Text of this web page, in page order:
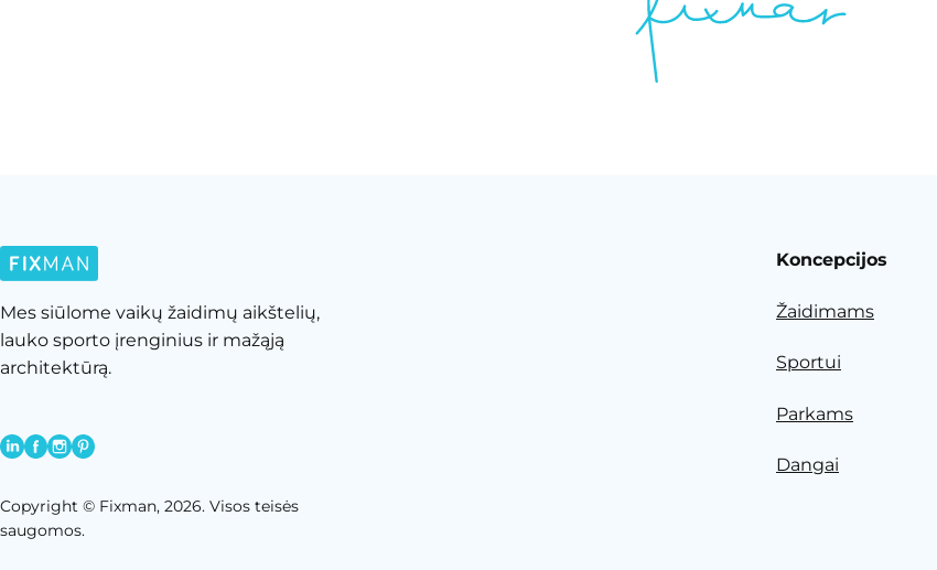
Mes siūlome vaikų žaidimų aikštelių,
lauko sporto įrenginius ir mažąją
architektūrą.
Copyright © Fixman, 2026. Visos teisės
saugomos.
Koncepcijos
Žaidimams
Sportui
Parkams
Dangai